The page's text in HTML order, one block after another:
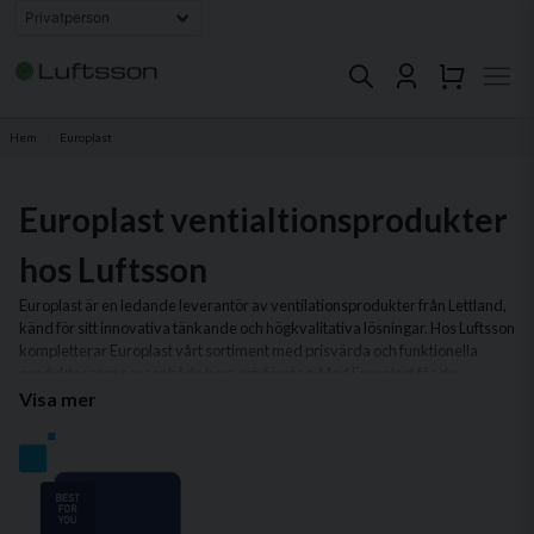
Hem Europlast
Europlast ventialtionsprodukter
hos Luftsson
Europlast är en ledande leverantör av ventilationsprodukter från Lettland,
känd för sitt innovativa tänkande och högkvalitativa lösningar. Hos Luftsson
kompletterar Europlast vårt sortiment med prisvärda och funktionella
produkter som är designade för att vara både hållbara och enkla att
ventilationskanaler och ljuddämpare till stilrena galler och kåpor.
Produkterna är perfekta för att skapa ett energieffektivt ventilationssystem
Visa mer